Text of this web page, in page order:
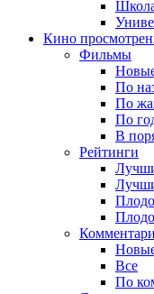
Кино
Фильмы
По
По
По
В
Рейтинги
Все
По